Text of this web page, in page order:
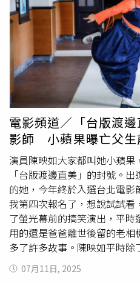
感，影響代言、演唱會的票
他的就是會喜歡他，喜歡他
部分的人會覺得他是不好的」
老師說到，這張牌意味著星途
較需要靠團體支撐，若
恐怕會讓人詬病，因此建議
西，例如去挑戰BL劇或軍事
●修杰楷「錢幣四正位」小孟
到才誠實，但他應該會更坦然
閃兵案對修杰楷的形象影響似
但時間久了喜歡他的人還是
杰楷有去當兵，加上愛妻、
螢光幕前，如果再透過做公
逐漸回升，「他好像九命怪貓
小孟老師表示，這張牌代表「
事也感到後悔，可能並未預
發後，運勢會不太好，即使
電影的邀約，導演也會去調
擊，建議陳柏霖可以先在台
電影頻道／「台版渡
影師 小蘋果曝亡父生
演員陳映如大家都叫她小蘋
「台版渡邊直美」的封號。
的她，今年終於入選台北電
我第四次報名了，想說試試
了螢光幕前的搞笑演出，平時
用的還是爸爸離世後留的老
多了許多故事。陳映如平時
影師。（圖／趙文彬攝）提
在她小時候就因外遇離家，
07月11日, 2025